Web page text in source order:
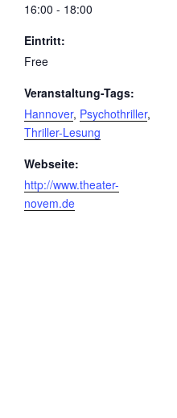
16:00 - 18:00
Eintritt:
Free
Veranstaltung-Tags:
Hannover, Psychothriller,
Thriller-Lesung
Webseite:
http://www.theater-
novem.de